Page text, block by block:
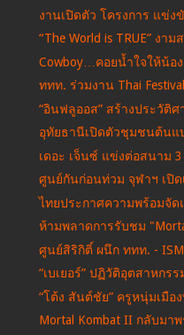
งานเปิดตัว โครงการ แข่ง
“The World is TRUE” งา
Cowboy…คอยน้ำใจให้น้อง
ททท. ร่วมงาน Thai
“อินฟลูออส” สร้างประวัติ
อุทัยธานีเปิดตัวชุมชนต้นแ
เดอะ เจ็นซ์ แข่งต่อสนาม
ศูนย์กันก่อนท่วม จุฬาฯ เปิด
ไทยประกาศความพร้อมจัด
ห้ามพลาดการรับชม
ศูนย์สิริกิติ์ ผนึก ททท. -
“เบเยอร์” ปฏิวัติอุตสาหกร
“โต้ง สันต์ชัย” ครูหนุ่มเมือ
Mortal Kombat II กลับมา